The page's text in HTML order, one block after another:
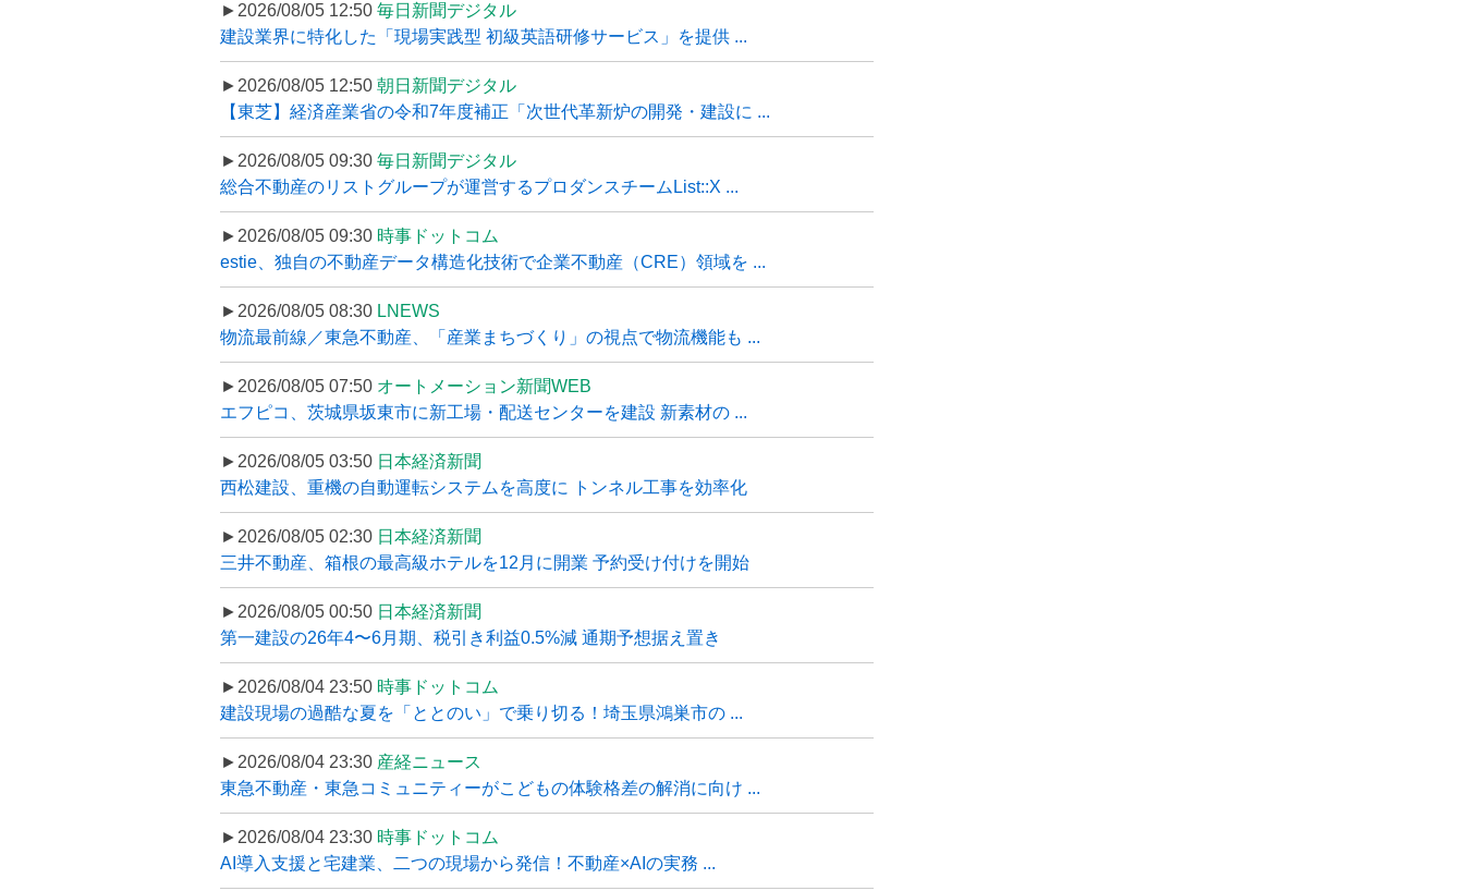
►2026/08/05 12:50 毎日新聞デジタル
建設業界に特化した「現場実践型 初級英語研修サービス」を提供 ...
►2026/08/05 12:50 朝日新聞デジタル
【東芝】経済産業省の令和7年度補正「次世代革新炉の開発・建設に ...
►2026/08/05 09:30 毎日新聞デジタル
総合不動産のリストグループが運営するプロダンスチームList::X ...
►2026/08/05 09:30 時事ドットコム
estie、独自の不動産データ構造化技術で企業不動産（CRE）領域を ...
►2026/08/05 08:30 LNEWS
物流最前線／東急不動産、「産業まちづくり」の視点で物流機能も ...
►2026/08/05 07:50 オートメーション新聞WEB
エフピコ、茨城県坂東市に新工場・配送センターを建設 新素材の ...
►2026/08/05 03:50 日本経済新聞
西松建設、重機の自動運転システムを高度に トンネル工事を効率化
►2026/08/05 02:30 日本経済新聞
三井不動産、箱根の最高級ホテルを12月に開業 予約受け付けを開始
►2026/08/05 00:50 日本経済新聞
第一建設の26年4〜6月期、税引き利益0.5%減 通期予想据え置き
►2026/08/04 23:50 時事ドットコム
建設現場の過酷な夏を「ととのい」で乗り切る！埼玉県鴻巣市の ...
►2026/08/04 23:30 産経ニュース
東急不動産・東急コミュニティーがこどもの体験格差の解消に向け ...
►2026/08/04 23:30 時事ドットコム
AI導入支援と宅建業、二つの現場から発信！不動産×AIの実務 ...